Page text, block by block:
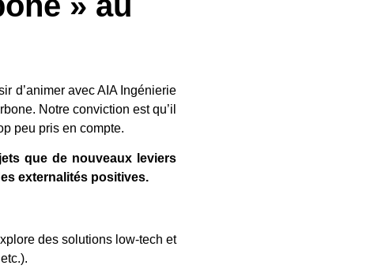
d’animer avec AIA Ingénierie
Notre conviction est qu’il
peu pris en compte.
que de nouveaux leviers
externalités positives.
des solutions low-tech et